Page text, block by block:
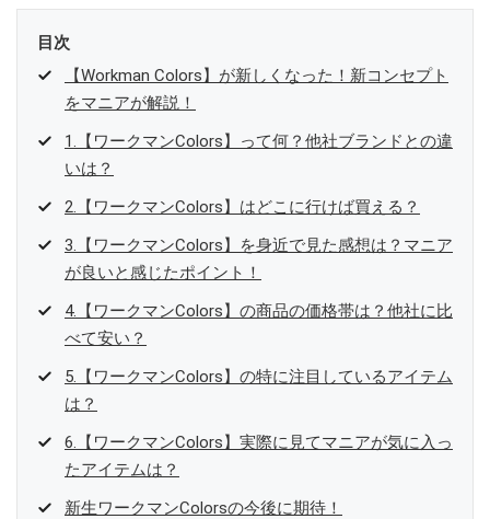
目次
【Workman Colors】が新しくなった！新コンセプト
をマニアが解説！
1.【ワークマンColors】って何？他社ブランドとの違
いは？
2.【ワークマンColors】はどこに行けば買える？
3.【ワークマンColors】を身近で見た感想は？マニア
が良いと感じたポイント！
4.【ワークマンColors】の商品の価格帯は？他社に比
べて安い？
5.【ワークマンColors】の特に注目しているアイテム
は？
6.【ワークマンColors】実際に見てマニアが気に入っ
たアイテムは？
新生ワークマンColorsの今後に期待！